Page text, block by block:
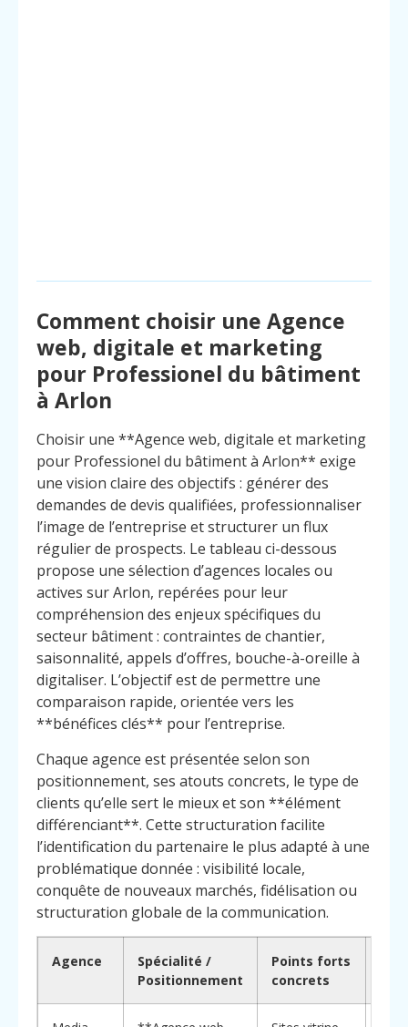
Comment choisir une Agence
web, digitale et marketing
pour Professionel du bâtiment
à Arlon
Choisir une **Agence web, digitale et marketing
pour Professionel du bâtiment à Arlon** exige
une vision claire des objectifs : générer des
demandes de devis qualifiées, professionnaliser
l’image de l’entreprise et structurer un flux
régulier de prospects. Le tableau ci-dessous
propose une sélection d’agences locales ou
actives sur Arlon, repérées pour leur
compréhension des enjeux spécifiques du
secteur bâtiment : contraintes de chantier,
saisonnalité, appels d’offres, bouche-à-oreille à
digitaliser. L’objectif est de permettre une
comparaison rapide, orientée vers les
**bénéfices clés** pour l’entreprise.
Chaque agence est présentée selon son
positionnement, ses atouts concrets, le type de
clients qu’elle sert le mieux et son **élément
différenciant**. Cette structuration facilite
l’identification du partenaire le plus adapté à une
problématique donnée : visibilité locale,
conquête de nouveaux marchés, fidélisation ou
structuration globale de la communication.
Agence
Spécialité /
Positionnement
Points forts
concrets